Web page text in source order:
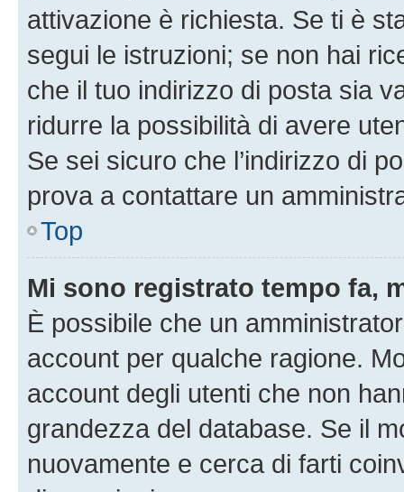
attivazione è richiesta. Se ti è
segui le istruzioni; se non hai
che il tuo indirizzo di posta sia
ridurre la possibilità di avere
Se sei sicuro che l’indirizzo di
prova a contattare un
Top
Mi sono registrato tempo fa,
È possibile che un
account per qualche ragione.
account degli utenti che non
grandezza del database. Se il
nuovamente e cerca di farti